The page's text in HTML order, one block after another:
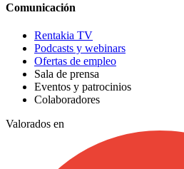
Comunicación
Rentakia TV
Podcasts y webinars
Ofertas de empleo
Sala de prensa
Eventos y patrocinios
Colaboradores
Valorados en